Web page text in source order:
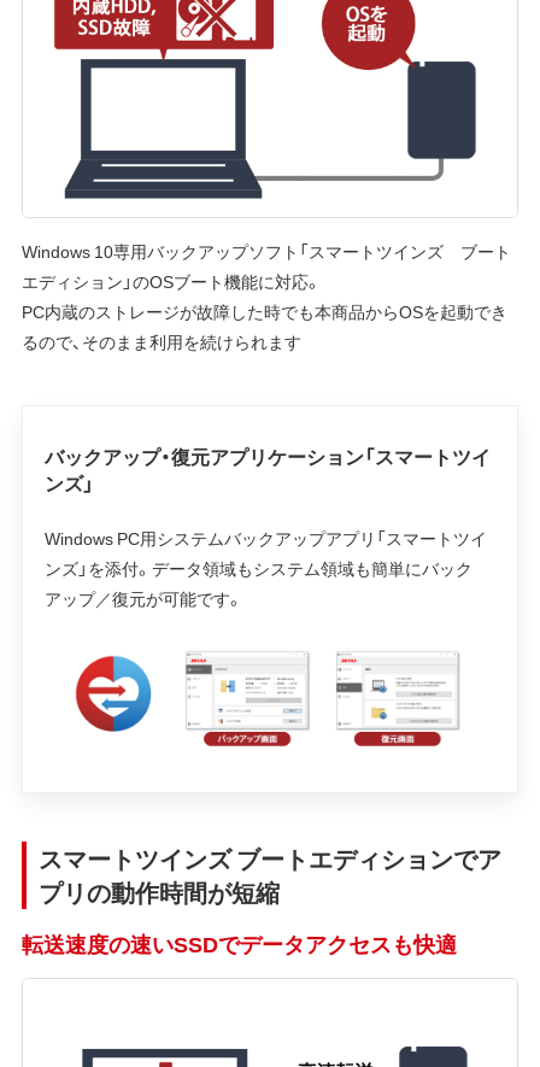
Windows 10専用バックアップソフト「スマートツインズ ブート
エディション」のOSブート機能に対応。
PC内蔵のストレージが故障した時でも本商品からOSを起動でき
るので、そのまま利用を続けられます
バックアップ・復元アプリケーション「スマートツイ
ンズ」
Windows PC用システムバックアップアプリ「スマートツイ
ンズ」を添付。データ領域もシステム領域も簡単にバック
アップ／復元が可能です。
スマートツインズ ブートエディションでア
プリの動作時間が短縮
転送速度の速いSSDでデータアクセスも快適